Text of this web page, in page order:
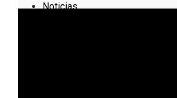
Noticias